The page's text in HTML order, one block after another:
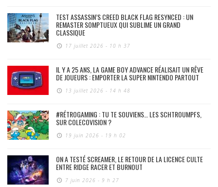
TEST ASSASSIN’S CREED BLACK FLAG RESYNCED : UN
REMASTER SOMPTUEUX QUI SUBLIME UN GRAND
CLASSIQUE
17 juillet 2026 - 10 h 37
IL Y A 25 ANS, LA GAME BOY ADVANCE RÉALISAIT UN RÊVE
DE JOUEURS : EMPORTER LA SUPER NINTENDO PARTOUT
13 juillet 2026 - 14 h 48
#RÉTROGAMING : TU TE SOUVIENS… LES SCHTROUMPFS,
SUR COLECOVISION ?
19 juin 2026 - 19 h 02
ON A TESTÉ SCREAMER, LE RETOUR DE LA LICENCE CULTE
ENTRE RIDGE RACER ET BURNOUT
7 juin 2026 - 9 h 27